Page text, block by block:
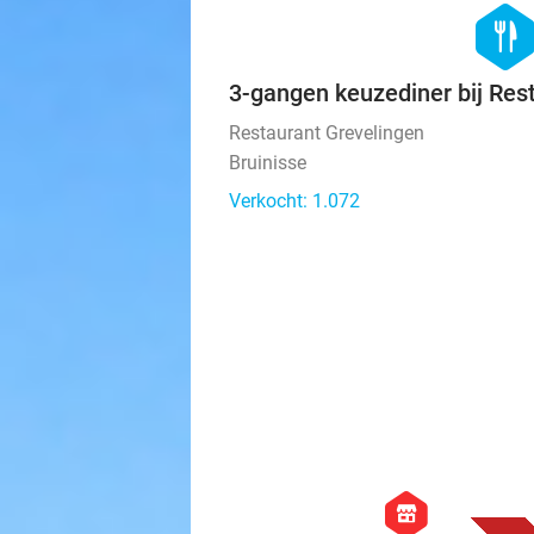
hexagon
food
3-gangen keuzediner bij
Restaurant Grevelingen
Bruinisse
Verkocht: 1.072
hexagon
store